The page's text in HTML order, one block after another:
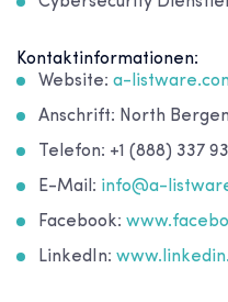
Kontaktinformationen:
Website: a-
Anschrift: North
Telefon: +1 (888) 337
E-Mail: info@a-
Facebook:
LinkedIn: